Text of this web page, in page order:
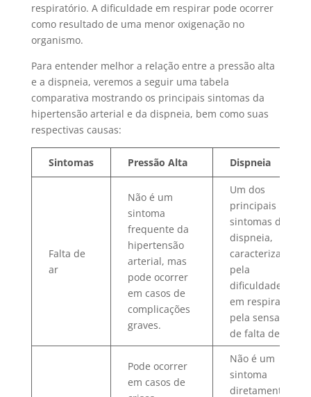
respiratório. A dificuldade em respirar pode ocorrer
como resultado de uma menor oxigenação no
organismo.
Para entender melhor a relação entre a pressão alta
e a dispneia, veremos a seguir uma tabela
comparativa mostrando os principais sintomas da
hipertensão arterial e da dispneia, bem como suas
respectivas causas:
Sintomas Pressão Alta Dispneia
Falta de
ar
Não é um
sintoma
frequente da
hipertensão
arterial, mas
pode ocorrer
em casos de
complicações
graves.
Um dos
principais
sintomas da
dispneia,
caracterizado
pela
dificuldade
em respirar e
pela sensação
de falta de ar.
Pode ocorrer
em casos de
Não é um
sintoma
diretamente